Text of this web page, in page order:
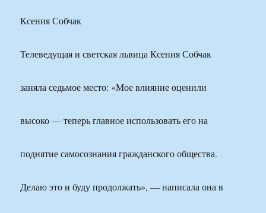
Ксения Собчак
Телеведущая и светская львица Ксения Собчак
заняла седьмое место: «Мое влияние оценили
высоко — теперь главное использовать его на
поднятие самосознания гражданского общества.
Делаю это и буду продолжать», — написала она в